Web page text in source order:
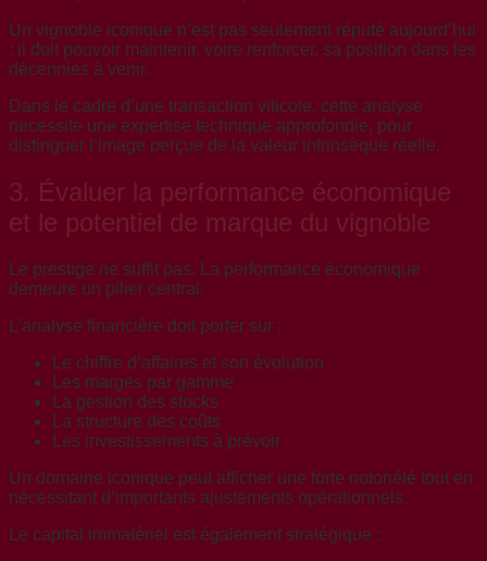
Un vignoble iconique n’est pas seulement réputé aujourd’hui
: il doit pouvoir maintenir, voire renforcer, sa position dans les
décennies à venir.
Dans le cadre d’une transaction viticole, cette analyse
nécessite une expertise technique approfondie, pour
distinguer l’image perçue de la valeur intrinsèque réelle.
3. Évaluer la performance économique
et le potentiel de marque du vignoble
Le prestige ne suffit pas. La performance économique
demeure un pilier central.
L’analyse financière doit porter sur :
Le chiffre d’affaires et son évolution
Les marges par gamme
La gestion des stocks
La structure des coûts
Les investissements à prévoir
Un domaine iconique peut afficher une forte notoriété tout en
nécessitant d’importants ajustements opérationnels.
Le capital immatériel est également stratégique :